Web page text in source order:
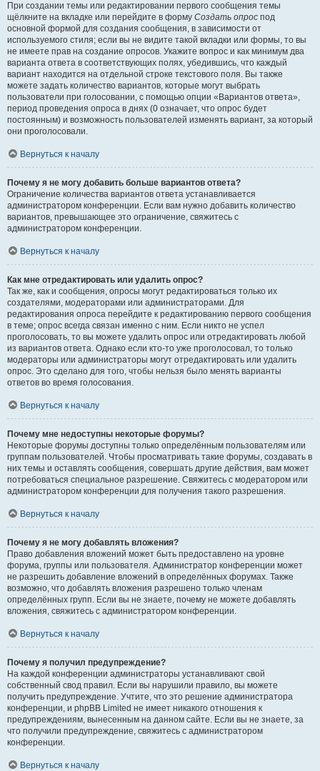
При создании темы или редактировании первого сообщения темы
щёлкните на вкладке или перейдите в форму Создать опрос под
основной формой для создания сообщения, в зависимости от
используемого стиля; если вы не видите такой вкладки или формы, то вы
не имеете прав на создание опросов. Укажите вопрос и как минимум два
варианта ответа в соответствующих полях, убедившись, что каждый
вариант находится на отдельной строке текстового поля. Вы также
можете задать количество вариантов, которые могут выбрать
пользователи при голосовании, с помощью опции «Вариантов ответа»,
период проведения опроса в днях (0 означает, что опрос будет
постоянным) и возможность пользователей изменять вариант, за который
они проголосовали.
Вернуться к началу
Почему я не могу добавить больше вариантов ответа?
Ограничение количества вариантов ответа устанавливается
администратором конференции. Если вам нужно добавить количество
вариантов, превышающее это ограничение, свяжитесь с
администратором конференции.
Вернуться к началу
Как мне отредактировать или удалить опрос?
Так же, как и сообщения, опросы могут редактироваться только их
создателями, модераторами или администраторами. Для
редактирования опроса перейдите к редактированию первого сообщения
в теме; опрос всегда связан именно с ним. Если никто не успел
проголосовать, то вы можете удалить опрос или отредактировать любой
из вариантов ответа. Однако если кто-то уже проголосовал, то только
модераторы или администраторы могут отредактировать или удалить
опрос. Это сделано для того, чтобы нельзя было менять варианты
ответов во время голосования.
Вернуться к началу
Почему мне недоступны некоторые форумы?
Некоторые форумы доступны только определённым пользователям или
группам пользователей. Чтобы просматривать такие форумы, создавать в
них темы и оставлять сообщения, совершать другие действия, вам может
потребоваться специальное разрешение. Свяжитесь с модератором или
администратором конференции для получения такого разрешения.
Вернуться к началу
Почему я не могу добавлять вложения?
Право добавления вложений может быть предоставлено на уровне
форума, группы или пользователя. Администратор конференции может
не разрешить добавление вложений в определённых форумах. Также
возможно, что добавлять вложения разрешено только членам
определённых групп. Если вы не знаете, почему не можете добавлять
вложения, свяжитесь с администратором конференции.
Вернуться к началу
Почему я получил предупреждение?
На каждой конференции администраторы устанавливают свой
собственный свод правил. Если вы нарушили правило, вы можете
получить предупреждение. Учтите, что это решение администратора
конференции, и phpBB Limited не имеет никакого отношения к
предупреждениям, вынесенным на данном сайте. Если вы не знаете, за
что получили предупреждение, свяжитесь с администратором
конференции.
Вернуться к началу